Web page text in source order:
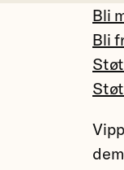
Bli
Bli